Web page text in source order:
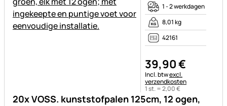
20x VOSS. kunststofpalen 125cm, 12 ogen,
1 - 2 werkdagen
8,01 kg
42161
39,90€
Belastinginformatie:
Incl. btwexcl.
verzendkosten
1 st. =2,00€